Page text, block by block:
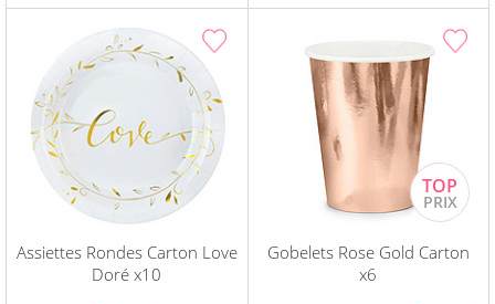
Assiettes Rondes Carton Love
Doré x10
Gobelets Rose Gold Carton
x6